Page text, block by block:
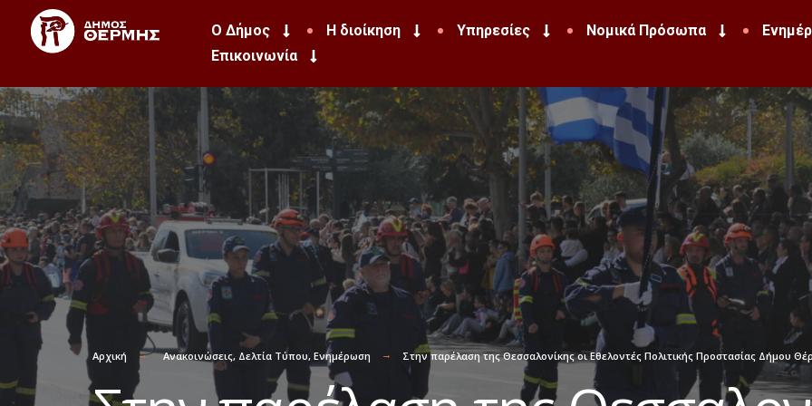
Ο Δήμος Η διοίκηση Υπηρεσίες Νομικά Πρόσωπα
Επικοινωνία
Αρχική Ανακοινώσεις, Δελτία Τύπου, Ενημέρωση Στην παρέλαση της Θεσσαλονίκης οι Εθελοντές Πολιτικής Προστασίας Δήμου